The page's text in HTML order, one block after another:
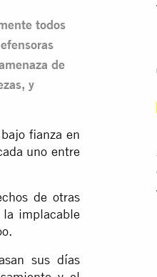
todos
de
y
fianza en
uno entre
de otras
la implacable
sus días